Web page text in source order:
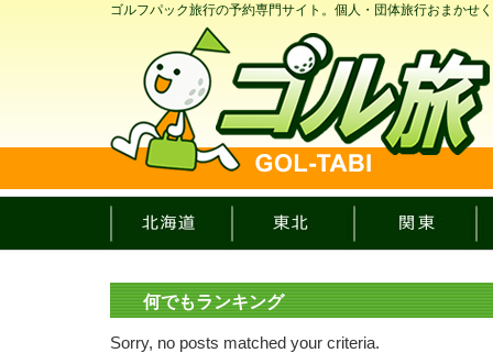
ゴルフパック旅行の予約専門サイト。個人・団体旅行おまかせ
何でもランキング
Sorry, no posts matched your criteria.